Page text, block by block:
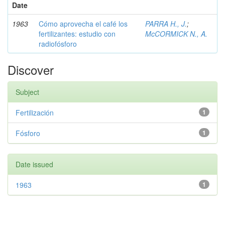
Date
1963
Cómo aprovecha el café los
fertilizantes: estudio con
radiofósforo
PARRA H., J.;
McCORMICK N., A.
Discover
Subject
1
Fertilización
1
Fósforo
Date issued
1
1963